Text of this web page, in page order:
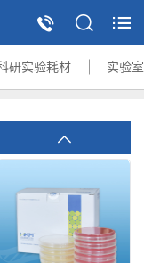
研实验耗材 实验